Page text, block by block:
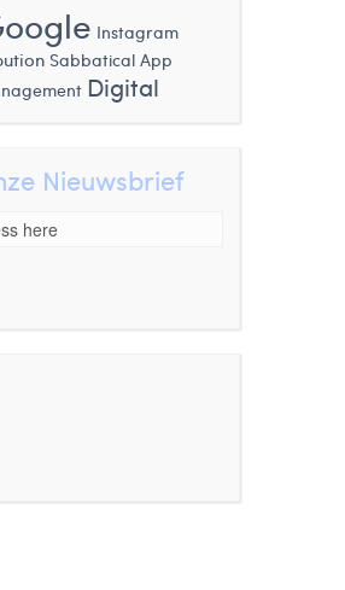
Instagram
Sabbatical App
Digital
Nieuwsbrief